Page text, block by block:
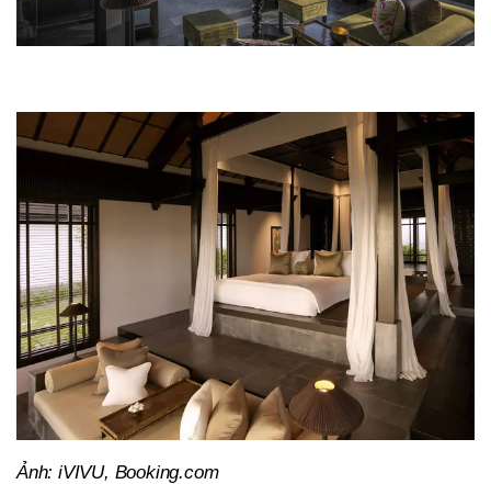
Ảnh: iVIVU, Booking.com